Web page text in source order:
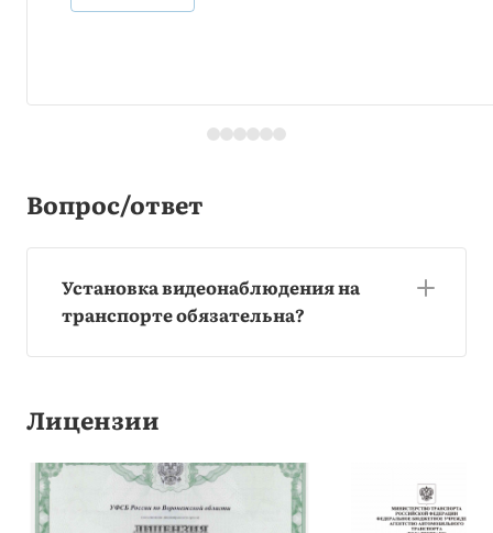
Вопрос/ответ
Установка видеонаблюдения на
транспорте обязательна?
Лицензии